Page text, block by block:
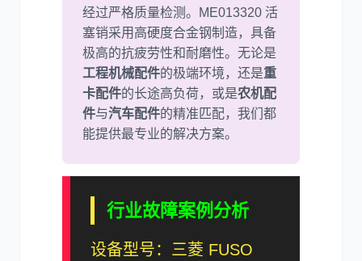
经过严格质量检测。ME013320 活
塞销采用高硬度合金钢制造，具备
极高的抗疲劳性和耐磨性。无论是
工程机械配件的极端环境，还是重
卡配件的长途高负荷，或是农机配
件与汽车配件的精准匹配，我们都
能提供最专业的解决方案。
行业故障案例分析
设备型号：三菱 FUSO